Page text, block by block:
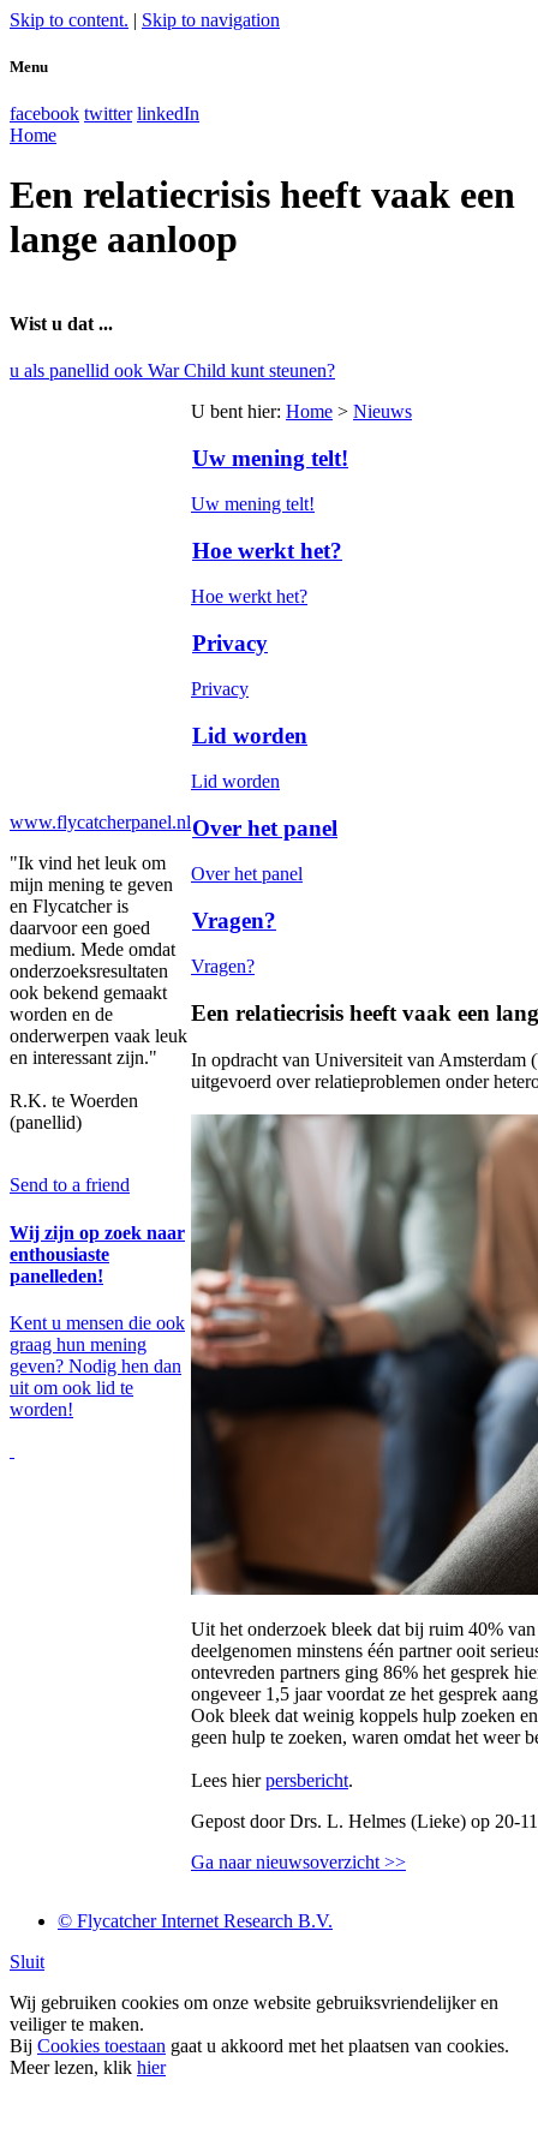
Skip to content. | Skip to navigation
Menu
facebook twitter linkedIn
Home
Een relatiecrisis heeft vaak een
lange aanloop
Wist u dat ...
u als panellid ook War Child kunt steunen?
www.flycatcherpanel.nl
"Ik vind het leuk om
mijn mening te geven
en Flycatcher is
daarvoor een goed
medium. Mede omdat
onderzoeksresultaten
ook bekend gemaakt
worden en de
onderwerpen vaak leuk
en interessant zijn."
R.K. te Woerden
(panellid)
Send to a friend
Wij zijn op zoek naar
enthousiaste
panelleden!
Kent u mensen die ook
graag hun mening
geven? Nodig hen dan
uit om ook lid te
worden!
U bent hier: Home > Nieuws
Uw mening telt!
Uw mening telt!
Hoe werkt het?
Hoe werkt het?
Privacy
Privacy
Lid worden
Lid worden
Over het panel
Over het panel
Vragen?
Vragen?
Een relatiecrisis heeft vaak een
In opdracht van Universiteit van Amsterdam
uitgevoerd over relatieproblemen onder
Uit het onderzoek bleek dat bij ruim 40%
deelgenomen minstens één partner ooit
ontevreden partners ging 86% het gesprek
ongeveer 1,5 jaar voordat ze het gesprek
Ook bleek dat weinig koppels hulp zoeken
geen hulp te zoeken, waren omdat het weer
Lees hierpersbericht.
Gepost door Drs. L. Helmes (Lieke) op 20-
Ga naar nieuwsoverzicht >>
© Flycatcher Internet Research B.V.
Sluit
Wij gebruiken cookies om onze website gebruiksvriendelijker en
veiliger te maken.
Bij Cookies toestaan gaat u akkoord met het plaatsen van cookies.
Meer lezen, klik hier